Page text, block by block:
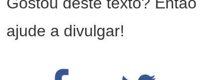
ajude a divulgar!